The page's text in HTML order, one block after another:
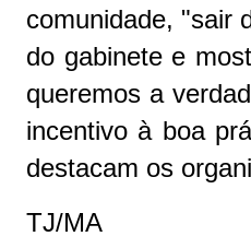
comunidade, "sair
do gabinete e
queremos a
incentivo à boa
destacam os
TJ/MA